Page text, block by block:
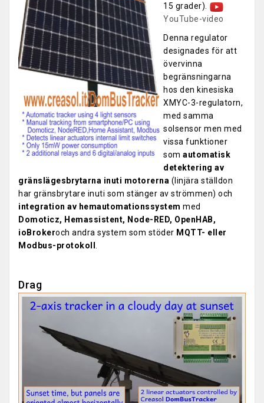
15 grader).
YouTube-video
Denna regulator
designades för att
övervinna
begränsningarna
hos den kinesiska
XMYC-3-regulatorn,
med samma
solsensor men med
vissa funktioner
som automatisk
detektering av
gränslägesbrytarna inuti motorerna (linjära ställdon
har gränsbrytare inuti som stänger av strömmen) och
integration av hemautomationssystem med
Domoticz, Hemassistent, Node-RED, OpenHAB,
ioBrokeroch andra system som stöder MQTT- eller
Modbus-protokoll .
Drag